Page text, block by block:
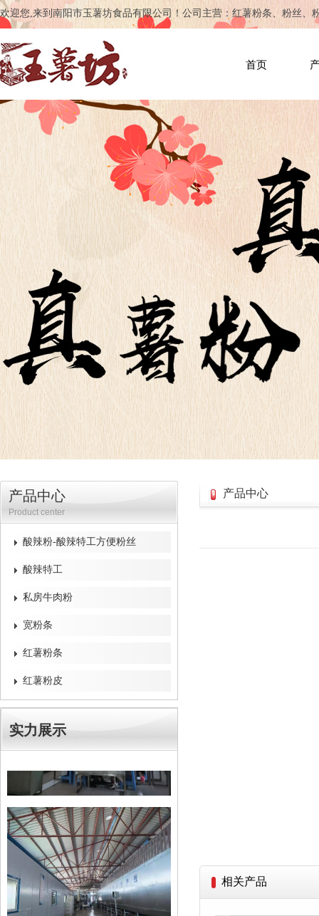
欢迎您,来到南阳市玉薯坊食品有限公司！公司主营：红薯粉条、粉丝、
首页
产品中心
Product center
酸辣粉-酸辣特工方便粉丝
酸辣特工
私房牛肉粉
宽粉条
红薯粉条
红薯粉皮
实力展示
产品中心
相关产品